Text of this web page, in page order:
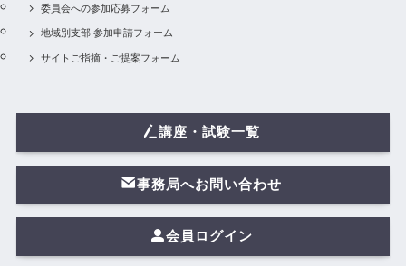
委員会への参加応募フォーム
地域別支部 参加申請フォーム
サイトご指摘・ご提案フォーム
講座・試験一覧
事務局へお問い合わせ
会員ログイン